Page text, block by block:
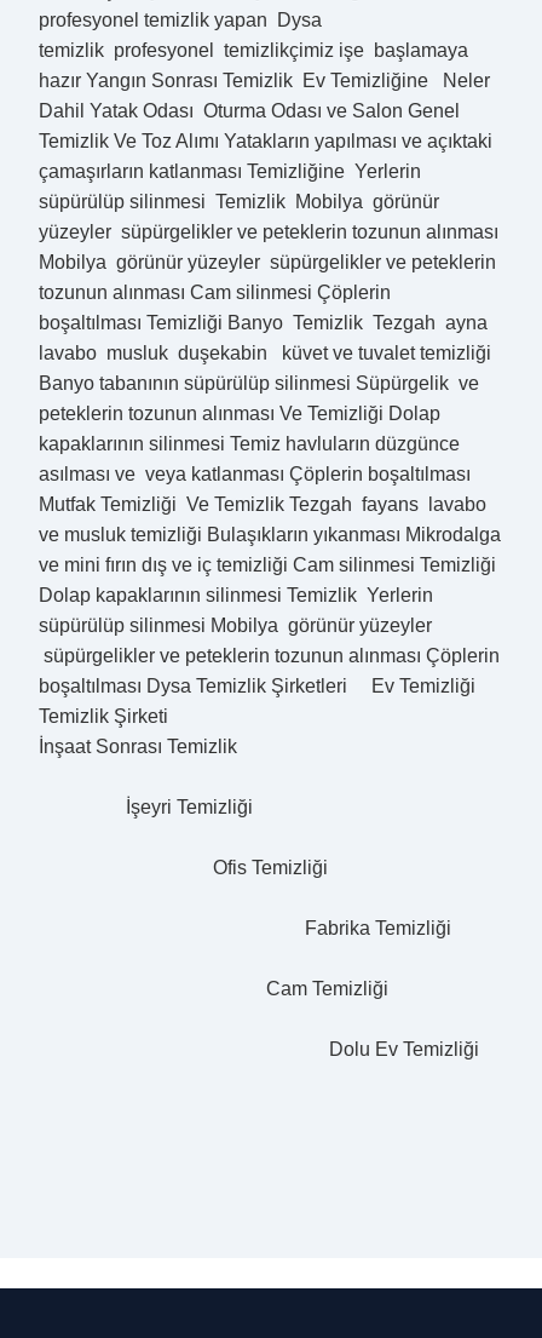
profesyonel temizlik yapan Dysa
temizlik profesyonel temizlikçimiz işe başlamaya
hazır Yangın Sonrası Temizlik Ev Temizliğine Neler
Dahil Yatak Odası Oturma Odası ve Salon Genel
Temizlik Ve Toz Alımı Yatakların yapılması ve açıktaki
çamaşırların katlanması Temizliğine Yerlerin
süpürülüp silinmesi Temizlik Mobilya görünür
yüzeyler süpürgelikler ve peteklerin tozunun alınması
Mobilya görünür yüzeyler süpürgelikler ve peteklerin
tozunun alınması Cam silinmesi Çöplerin
boşaltılması Temizliği Banyo Temizlik Tezgah ayna
lavabo musluk duşekabin küvet ve tuvalet temizliği
Banyo tabanının süpürülüp silinmesi Süpürgelik ve
peteklerin tozunun alınması Ve Temizliği Dolap
kapaklarının silinmesi Temiz havluların düzgünce
asılması ve veya katlanması Çöplerin boşaltılması
Mutfak Temizliği Ve Temizlik Tezgah fayans lavabo
ve musluk temizliği Bulaşıkların yıkanması Mikrodalga
ve mini fırın dış ve iç temizliği Cam silinmesi Temizliği
Dolap kapaklarının silinmesi Temizlik Yerlerin
süpürülüp silinmesi Mobilya görünür yüzeyler
süpürgelikler ve peteklerin tozunun alınması Çöplerin
boşaltılması Dysa Temizlik Şirketleri Ev Temizliği
Temizlik Şirketi
İnşaat Sonrası Temizlik
İşeyri Temizliği
Ofis Temizliği
Fabrika Temizliği
Cam Temizliği
Dolu Ev Temizliği